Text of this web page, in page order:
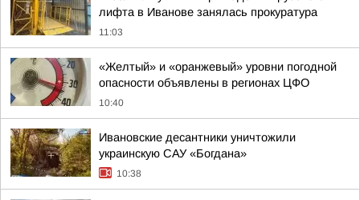
лифта в Иванове занялась прокуратура
11:03
«Желтый» и «оранжевый» уровни погодной
опасности объявлены в регионах ЦФО
10:40
Ивановские десантники уничтожили
украинскую САУ «Богдана»
10:38